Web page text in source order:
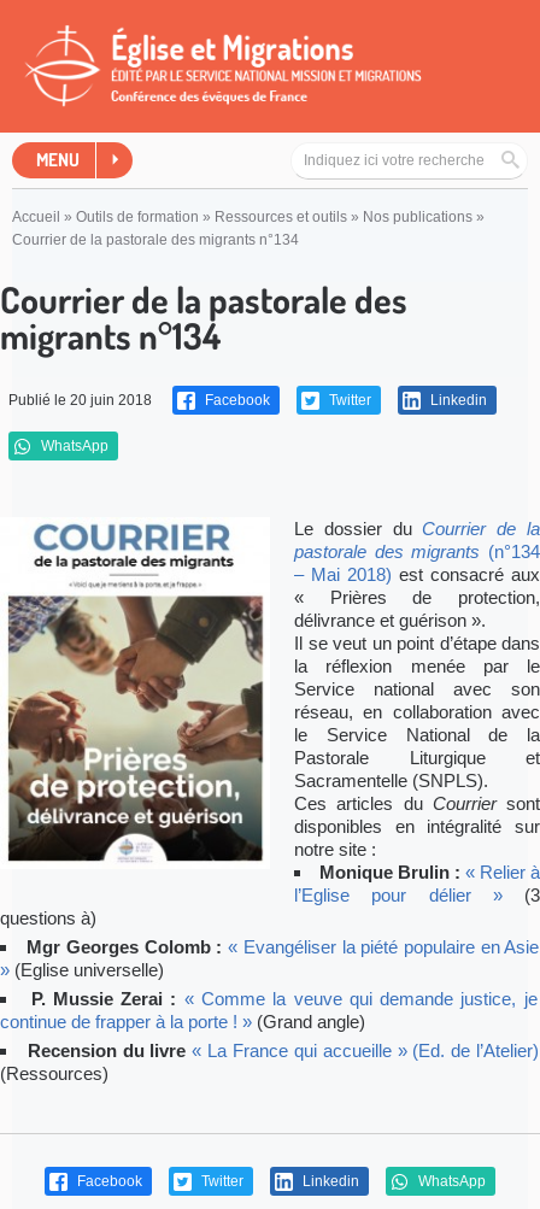
MENU
Accueil » Outils de formation » Ressources et outils » Nos publications »
Courrier de la pastorale des migrants n°134
Courrier de la pastorale des
migrants n°134
Publié le 20 juin 2018 Facebook Twitter Linkedin
WhatsApp
Le dossier duCourrier de la
pastorale des migrants (n°134
– Mai 2018) est consacré aux
« Prières de protection,
délivrance et guérison ».
Il se veut un point d’étape dans
la réflexion menée par le
Service national avec son
réseau, en collaboration avec
le Service National de la
Pastorale Liturgique et
Sacramentelle (SNPLS).
Ces articles du Courriersont
disponibles en intégralité sur
notre site :
Monique Brulin : « Relier à
l’Eglise pour délier »(3
questions à)
Mgr Georges Colomb :« Evangéliser la piété populaire en Asie
» (Eglise universelle)
P. Mussie Zerai : « Comme la veuve qui demande justice, je
continue de frapper à la porte ! » (Grand angle)
Recension du livre« La France qui accueille » (Ed. de l’Atelier)
(Ressources)
Facebook Twitter Linkedin WhatsApp